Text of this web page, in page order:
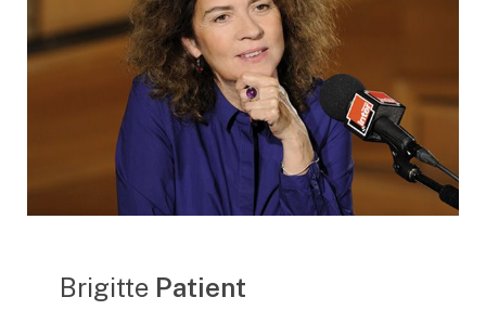
Brigitte Patient